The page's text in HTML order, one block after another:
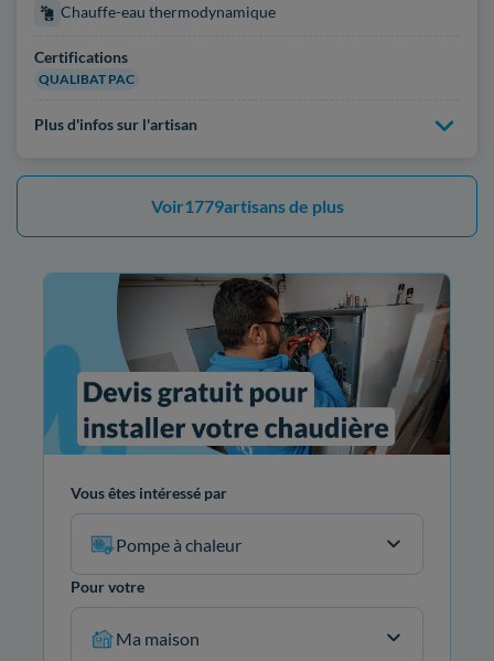
Chauffe-eau thermodynamique
Certifications
QUALIBAT PAC
Plus d'infos sur l'artisan
Voir1779artisans de plus
Vous êtes intéressé par
Pompe à chaleur
Pour votre
Ma maison